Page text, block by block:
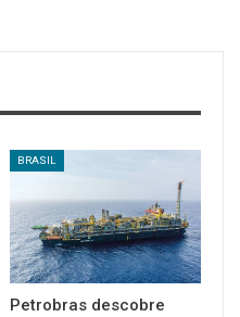
BRASIL
Petrobras descobre